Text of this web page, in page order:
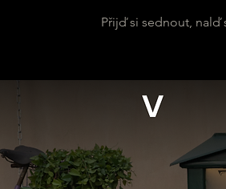
Přijď si sednout,